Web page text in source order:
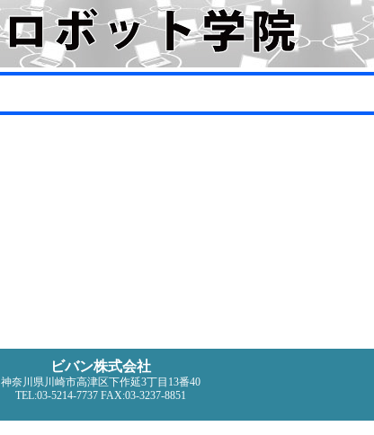
ビバン株式会社
神奈川県川崎市高津区下作延3丁目13番40
TEL:03-5214-7737 FAX:03-3237-8851